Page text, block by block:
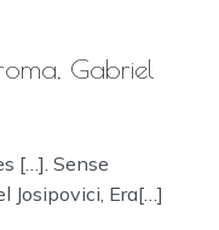
Gabriel
[…]. Sense
Josipovici, Era[…]